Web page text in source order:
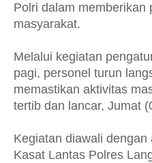
Polri dalam memberikan
masyarakat.
Melalui kegiatan
pagi, personel turun
memastikan aktivitas
tertib dan lancar, Jumat
Kegiatan diawali
Kasat Lantas Polres